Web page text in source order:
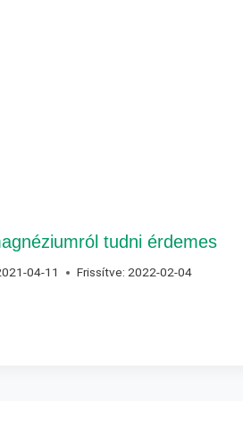
tudni érdemes
04-11 Frissítve: 2022-02-04